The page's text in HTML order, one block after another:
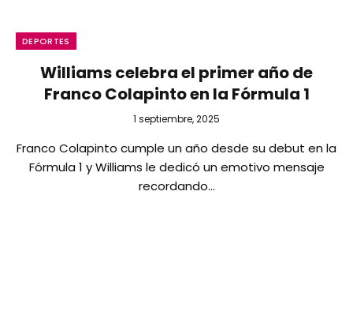
DEPORTES
Williams celebra el primer año de
Franco Colapinto en la Fórmula 1
1 septiembre, 2025
Franco Colapinto cumple un año desde su debut en la
Fórmula 1 y Williams le dedicó un emotivo mensaje
recordando…